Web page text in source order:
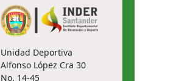
Unidad Deportiva
Alfonso López Cra 30
No. 14-45